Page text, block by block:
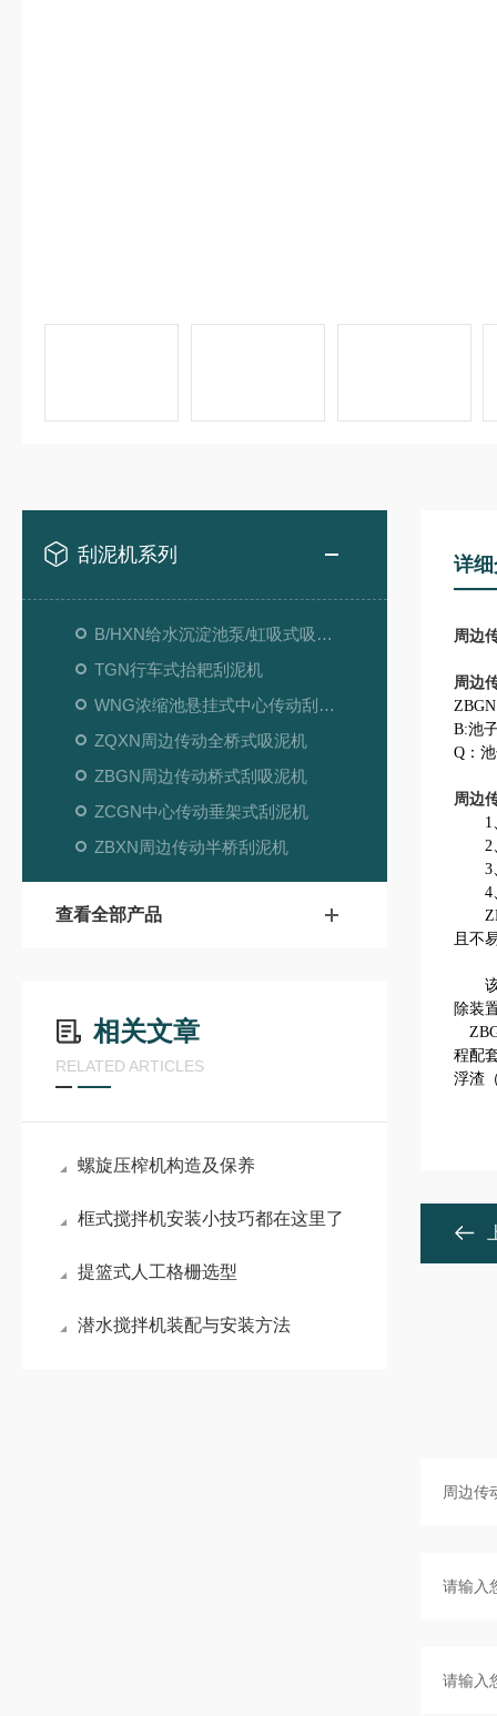
刮泥机系列
B/HXN给水沉淀池泵/虹吸式吸泥机
TGN行车式抬耙刮泥机
WNG浓缩池悬挂式中心传动刮吸泥机
ZQXN周边传动全桥式吸泥机
ZBGN周边传动桥式刮吸泥机
ZCGN中心传动垂架式刮泥机
ZBXN周边传动半桥刮泥机
查看全部产品
相关文章
RELATED ARTICLES
螺旋压榨机构造及保养
框式搅拌机安装小技巧都在这里了
提篮式人工格栅选型
潜水搅拌机装配与安装方法
详
周边
周边
B:池
Q：
周边
1、
2、
3、
4、
且不
该刮
除装
程配
浮渣